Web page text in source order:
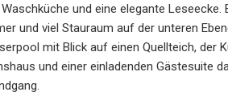
und eine elegante
und viel Stauraum auf der unteren
mit Blick auf einen Quellteich, der
und einer einladenden Gästesuite